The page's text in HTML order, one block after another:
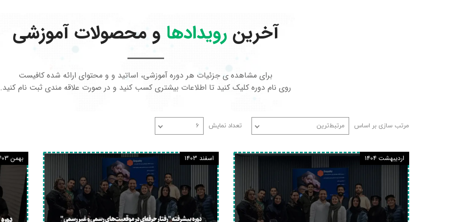
مرتب سازی بر اساس مرتبط‌ترین تعداد نمایش ۶
اردیبهشت 1404 اسفند 1403 بهمن 1403
برای مشاهده ی جزئیات هر دوره آموزشی، اساتید و و محتوای ارائه شده کافیست
روی نام دوره کلیک کنید تا اطلاعات بیشتری کسب کنید و در صورت علاقه مندی ثبت نام کنید.
آخرینرویدادها و محصولات آموزشی